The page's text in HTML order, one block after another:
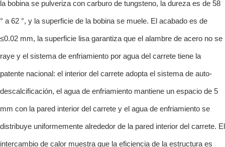
la bobina se pulveriza con carburo de tungsteno, la dureza es de 58
° a 62 °, y la superficie de la bobina se muele. El acabado es de
≤0.02 mm, la superficie lisa garantiza que el alambre de acero no se
raye y el sistema de enfriamiento por agua del carrete tiene la
patente nacional: el interior del carrete adopta el sistema de auto-
descalcificación, el agua de enfriamiento mantiene un espacio de 5
mm con la pared interior del carrete y el agua de enfriamiento se
distribuye uniformemente alrededor de la pared interior del carrete. El
intercambio de calor muestra que la eficiencia de la estructura es